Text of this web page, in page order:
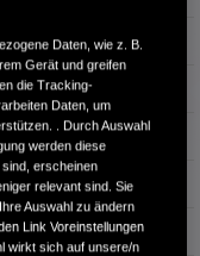
PS
Daten, wie z. B.
Gerät und greifen
die Tracking-
Daten, um
. Durch Auswahl
werden diese
erscheinen
relevant sind. Sie
Auswahl zu ändern
Link Voreinstellungen
wirkt sich auf unsere/n